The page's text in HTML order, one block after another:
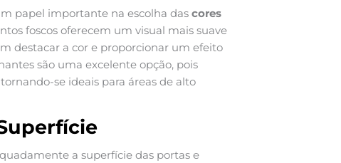
papel importante na escolha das cores
foscos oferecem um visual mais suave
destacar a cor e proporcionar um efeito
são uma excelente opção, pois
se ideais para áreas de alto
a superfície das portas e